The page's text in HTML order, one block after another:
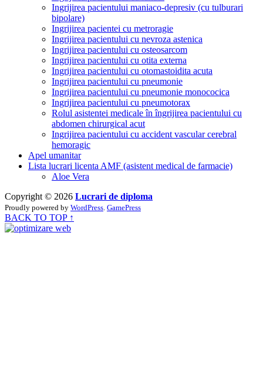
Ingrijirea pacientului maniaco-depresiv (cu tulburari
bipolare)
Ingrijirea pacientei cu metroragie
Ingrijirea pacientului cu nevroza astenica
Ingrijirea pacientului cu osteosarcom
Ingrijirea pacientului cu otita externa
Ingrijirea pacientului cu otomastoidita acuta
Ingrijirea pacientului cu pneumonie
Ingrijirea pacientului cu pneumonie monococica
Ingrijirea pacientului cu pneumotorax
Rolul asistentei medicale în îngrijirea pacientului cu
abdomen chirurgical acut
Ingrijirea pacientului cu accident vascular cerebral
hemoragic
Apel umanitar
Lista lucrari licenta AMF (asistent medical de farmacie)
Aloe Vera
Copyright © 2026 Lucrari de diploma
Proudly powered by WordPress GamePress
BACK TO TOP ↑